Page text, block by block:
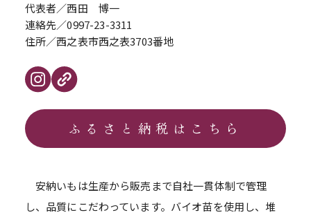
代表者／西田 博一
連絡先／0997-23-3311
住所／西之表市西之表3703番地
ふるさと納税はこちら
安納いもは生産から販売まで自社一貫体制で管理
し、品質にこだわっています。バイオ苗を使用し、堆